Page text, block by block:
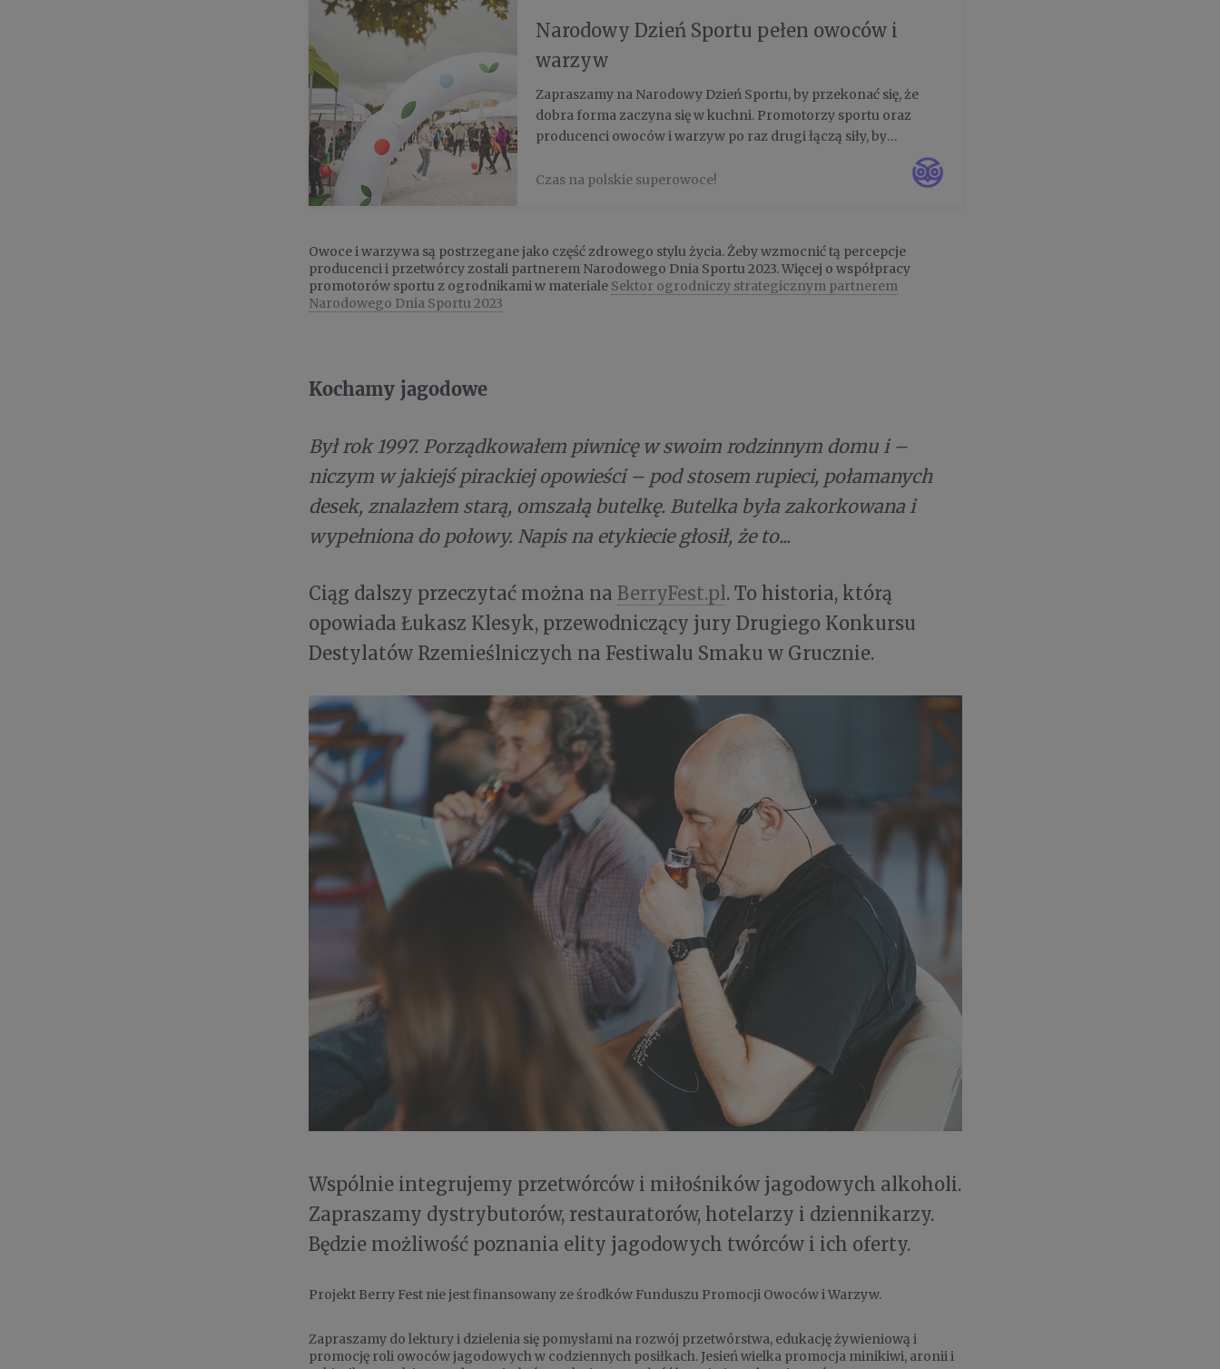
Narodowy Dzień Sportu pełen owoców i
warzyw
Zapraszamy na Narodowy Dzień Sportu, by przekonać się, że
dobra forma zaczyna się w kuchni. Promotorzy sportu oraz
producenci owoców i warzyw po raz drugi łączą siły, by
pokazy kulinarne i degustacje, konkursy z n...
Czas na polskie superowoce!
Owoce i warzywa są postrzegane jako część zdrowego stylu życia. Żeby wzmocnić tą percepcje
producenci i przetwórcy zostali partnerem Narodowego Dnia Sportu 2023. Więcej o współpracy
promotorów sportu z ogrodnikami w materiale Sektor ogrodniczy strategicznym partnerem
Narodowego Dnia Sportu 2023
Kochamy jagodowe
Był rok 1997. Porządkowałem piwnicę w swoim rodzinnym domu i –
niczym w jakiejś pirackiej opowieści – pod stosem rupieci, połamanych
desek, znalazłem starą, omszałą butelkę. Butelka była zakorkowana i
wypełniona do połowy. Napis na etykiecie głosił, że to...
Ciąg dalszy przeczytać można na BerryFest.pl . To historia, którą
opowiada Łukasz Klesyk, przewodniczący jury Drugiego Konkursu
Destylatów Rzemieślniczych na Festiwalu Smaku w Grucznie.
Wspólnie integrujemy przetwórców i miłośników jagodowych alkoholi.
Zapraszamy dystrybutorów, restauratorów, hotelarzy i dziennikarzy.
Będzie możliwość poznania elity jagodowych twórców i ich oferty.
Projekt Berry Fest nie jest finansowany ze środków Funduszu Promocji Owoców i Warzyw.
Zapraszamy do lektury i dzielenia się pomysłami na rozwój przetwórstwa, edukację żywieniową i
promocję roli owoców jagodowych w codziennych posiłkach. Jesień wielka promocja minikiwi, aronii i